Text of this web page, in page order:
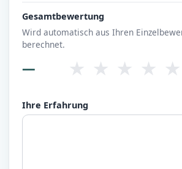
Gesamtbewertung
Wird automatisch aus Ihren
berechnet.
— ★ ★ ★ ★ ★
Ihre Erfahrung